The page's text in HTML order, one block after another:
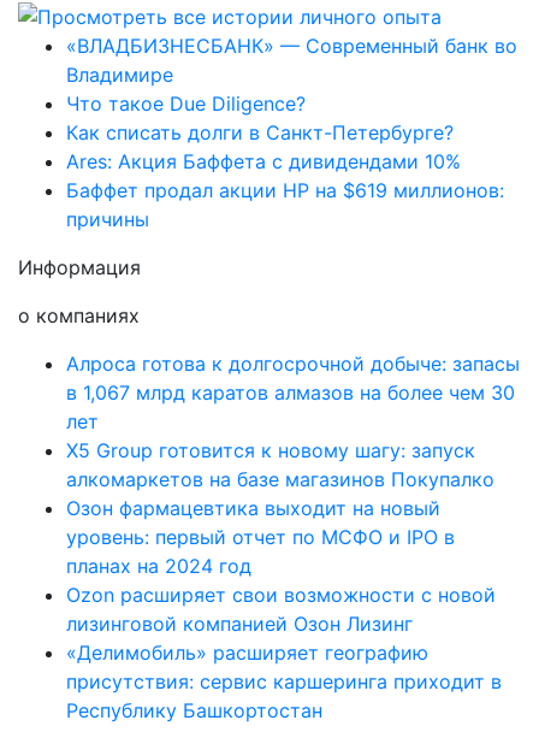
«ВЛАДБИЗНЕСБАНК» — Современный банк во
Владимире
Что такое Due Diligence?
Как списать долги в Санкт-Петербурге?
Ares: Акция Баффета с дивидендами 10%
Баффет продал акции HP на $619 миллионов:
причины
Информация
о компаниях
Алроса готова к долгосрочной добыче: запасы
в 1,067 млрд каратов алмазов на более чем 30
лет
X5 Group готовится к новому шагу: запуск
алкомаркетов на базе магазинов Покупалко
Озон фармацевтика выходит на новый
уровень: первый отчет по МСФО и IPO в
планах на 2024 год
Ozon расширяет свои возможности с новой
лизинговой компанией Озон Лизинг
«Делимобиль» расширяет географию
присутствия: сервис каршеринга приходит в
Республику Башкортостан